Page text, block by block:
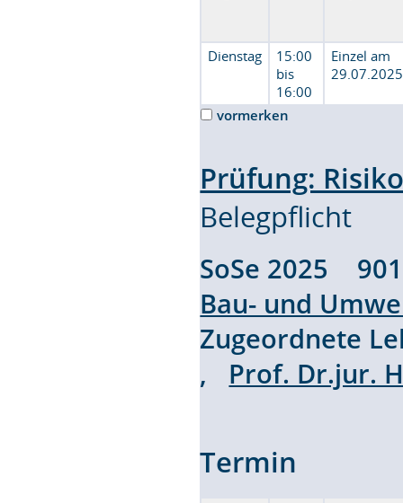
Dienstag
15:00
bis
16:00
Einzel am
29.07.2025
vormerken
Prüfung:
Belegpflicht
SoSe 2025
Bau- und
Zugeordnete
, Prof. Dr.jur.
Termin